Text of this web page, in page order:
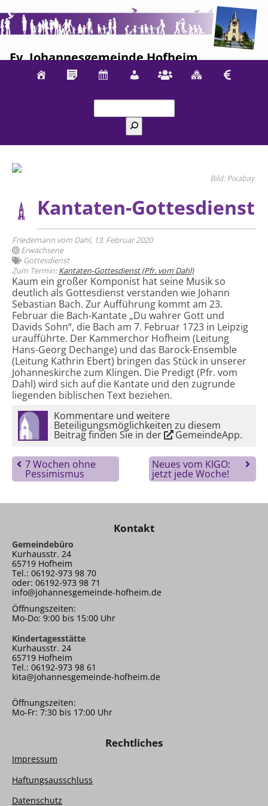
Ev. Johannesgemeinde Hofheim
Pixabay
Kantaten-Gottesdienst
Friedemann vom Dahl, 13. Februar 2020
Erwachsene
Gottesdienst
Zum Termin:Kantaten-Gottesdienst (Pfr. vom Dahl)
Kaum ein großer Komponist hat seine Musik so
deutlich als Gottesdienst verstanden wie Johann
Sebastian Bach. Zur Aufführung kommt am 23.
Februar die Bach-Kantate „Du wahrer Gott und
Davids Sohn“, die Bach am 7. Februar 1723 in Leipzig
uraufführte. Der Kammerchor Hofheim (Leitung
Hans-Georg Dechange) und das Barock-Ensemble
(Leitung Kathrin Ebert) bringen das Stück in unserer
Johanneskirche zum Klingen. Die Predigt (Pfr. vom
Dahl) wird sich auf die Kantate und den zugrunde
liegenden biblischen Text beziehen.
Kommentare und weitere
Beteiligungsmöglichkeiten zu diesem
Beitrag finden Sie in der GemeindeApp.
7 Wochen ohne
Pessimismus
Neues vom KIGO:
jetzt jede Woche!
Kontakt
Gemeindebüro
Kurhausstr. 24
65719 Hofheim
Tel.: 06192-973 98 70
oder: 06192-973 98 71
info@johannesgemeinde-hofheim.de
Öffnungszeiten:
Mo-Do: 9:00 bis 15:00 Uhr
Kindertagesstätte
Kurhausstr. 24
65719 Hofheim
Tel.: 06192-973 98 61
kita@johannesgemeinde-hofheim.de
Öffnungszeiten:
Mo-Fr: 7:30 bis 17:00 Uhr
Rechtliches
Impressum
Haftungsausschluss
Datenschutz